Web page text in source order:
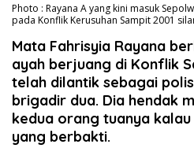
Photo : Rayana A yang kini masuk
pada Konflik Kerusuhan Sampit 2001
Mata Fahrisyia Rayana
ayah berjuang di Konflik
telah dilantik sebagai
brigadir dua. Dia hendak
kedua orang tuanya
yang berbakti.